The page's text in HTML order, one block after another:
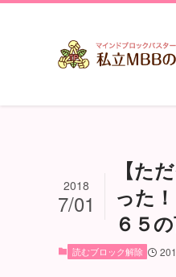
【た
った
６５
2018
7/01
読むブロック解除